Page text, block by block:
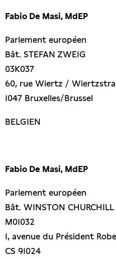
Fabio De Masi, MdEP
Parlement européen
Bât. STEFAN ZWEIG
03K037
60, rue Wiertz /
1047 Bruxelles/Brussel
BELGIEN
Fabio De Masi, MdEP
Parlement européen
Bât. WINSTON CHURCHILL
M01032
1, avenue du Président
CS 91024